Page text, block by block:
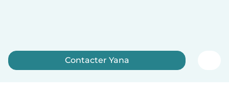
Contacter Yana